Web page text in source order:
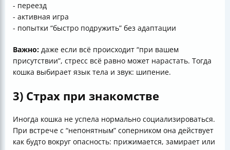
- переезд
- активная игра
- попытки “быстро подружить” без адаптации
Важно: даже если всё происходит “при вашем
присутствии”, стресс всё равно может нарастать. Тогда
кошка выбирает язык тела и звук: шипение.
3) Страх при знакомстве
Иногда кошка не успела нормально социализироваться.
При встрече с “непонятным” соперником она действует
как будто вокруг опасность: прижимается, замирает или